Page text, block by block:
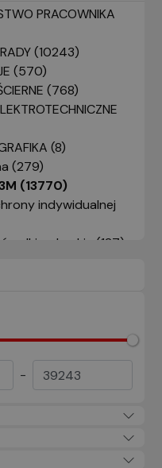
PRACOWNIKA
(10243)
(570)
(768)
(8)
(279)
(13770)
indywidualnej
polerskie (127)
i podkłady
(375)
(378)
-